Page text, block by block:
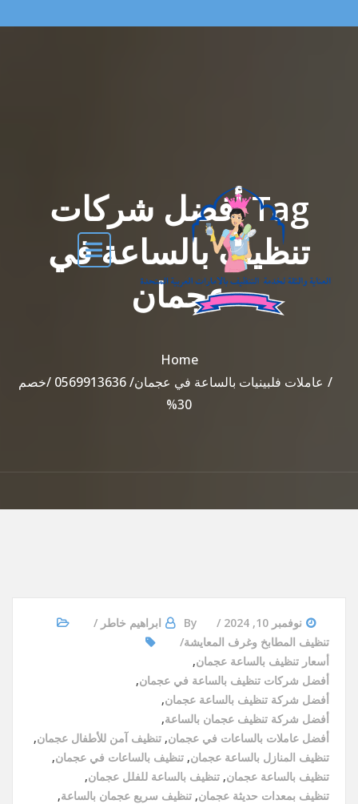
Tag أفضل شركات
تنظيف بالساعة في
عجمان
Home
عاملات فلبينيات بالساعة في عجمان/ 0569913636 /خصم
30%
نوفمبر 10, 2024 By
ابراهيم خاطر
تنظيف المطابخ وغرف المعايشة
أسعار تنظيف بالساعة عجمان,
أفضل شركات تنظيف بالساعة في عجمان,
أفضل شركة تنظيف بالساعة عجمان,
أفضل شركة تنظيف عجمان بالساعة,
أفضل عاملات بالساعات في عجمان, تنظيف آمن للأطفال عجمان,
تنظيف المنازل بالساعة عجمان, تنظيف بالساعات في عجمان,
تنظيف بالساعة عجمان, تنظيف بالساعة للفلل عجمان,
تنظيف بمعدات حديثة عجمان, تنظيف سريع عجمان بالساعة,